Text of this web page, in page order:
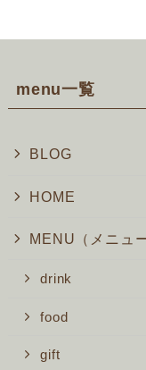
menu一覧
BLOG
HOME
MENU（メニュー
drink
food
gift